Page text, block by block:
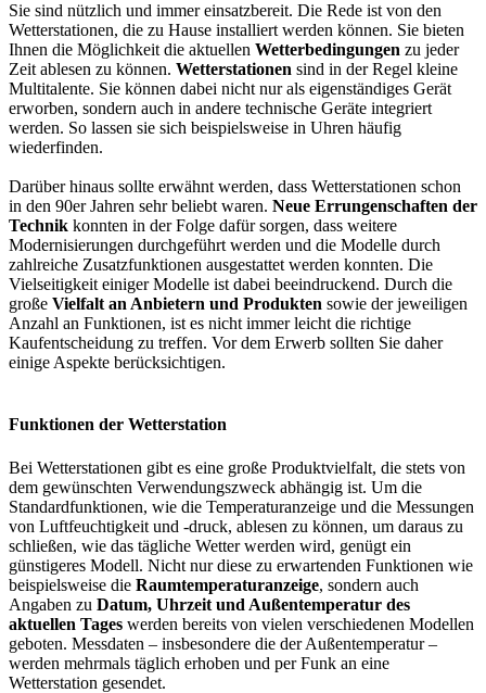
Sie sind nützlich und immer einsatzbereit. Die Rede ist von den
Wetterstationen, die zu Hause installiert werden können. Sie bieten
Ihnen die Möglichkeit die aktuellen Wetterbedingungen zu jeder
Zeit ablesen zu können. Wetterstationen sind in der Regel kleine
Multitalente. Sie können dabei nicht nur als eigenständiges Gerät
erworben, sondern auch in andere technische Geräte integriert
werden. So lassen sie sich beispielsweise in Uhren häufig
wiederfinden.
Darüber hinaus sollte erwähnt werden, dass Wetterstationen schon
in den 90er Jahren sehr beliebt waren. Neue Errungenschaften der
Technik konnten in der Folge dafür sorgen, dass weitere
Modernisierungen durchgeführt werden und die Modelle durch
zahlreiche Zusatzfunktionen ausgestattet werden konnten. Die
Vielseitigkeit einiger Modelle ist dabei beeindruckend. Durch die
große Vielfalt an Anbietern und Produkten sowie der jeweiligen
Anzahl an Funktionen, ist es nicht immer leicht die richtige
Kaufentscheidung zu treffen. Vor dem Erwerb sollten Sie daher
einige Aspekte berücksichtigen.
Funktionen der Wetterstation
Bei Wetterstationen gibt es eine große Produktvielfalt, die stets von
dem gewünschten Verwendungszweck abhängig ist. Um die
Standardfunktionen, wie die Temperaturanzeige und die Messungen
von Luftfeuchtigkeit und -druck, ablesen zu können, um daraus zu
schließen, wie das tägliche Wetter werden wird, genügt ein
günstigeres Modell. Nicht nur diese zu erwartenden Funktionen wie
beispielsweise die Raumtemperaturanzeige, sondern auch
Angaben zu Datum, Uhrzeit und Außentemperatur des
aktuellen Tages werden bereits von vielen verschiedenen Modellen
geboten. Messdaten – insbesondere die der Außentemperatur –
werden mehrmals täglich erhoben und per Funk an eine
Wetterstation gesendet.